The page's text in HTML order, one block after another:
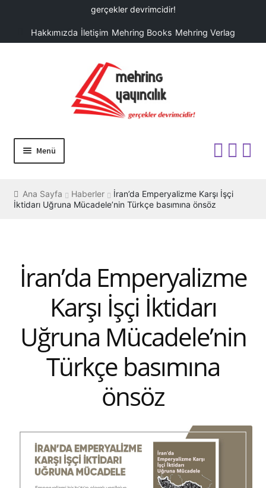
gerçekler devrimcidir!
Hakkımızda İletişim Mehring Books Mehring Verlag
Menü
KİTAPLAR
KAMPANYALAR
YAYINA HAZIRLANANLAR
Ana Sayfa Haberler
İran’da Emperyalizme Karşı İşçi
İktidarı Uğruna Mücadele’nin Türkçe basımına önsöz
İran’da Emperyalizme
Karşı İşçi İktidarı
Uğruna Mücadele’nin
Türkçe basımına
önsöz